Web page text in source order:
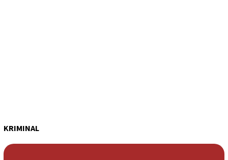
KRIMINAL